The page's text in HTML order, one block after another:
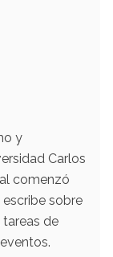
y
Carlos
comenzó
sobre
de